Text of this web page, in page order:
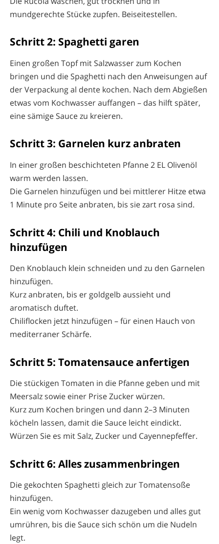
mundgerechte Stücke zupfen. Beiseitestellen.
Schritt 2: Spaghetti garen
Einen großen Topf mit Salzwasser zum Kochen
bringen und die Spaghetti nach den Anweisungen auf
der Verpackung al dente kochen. Nach dem Abgießen
etwas vom Kochwasser auffangen – das hilft später,
eine sämige Sauce zu kreieren.
Schritt 3: Garnelen kurz anbraten
In einer großen beschichteten Pfanne 2 EL Olivenöl
warm werden lassen.
Die Garnelen hinzufügen und bei mittlerer Hitze etwa
1 Minute pro Seite anbraten, bis sie zart rosa sind.
Schritt 4: Chili und Knoblauch
hinzufügen
Den Knoblauch klein schneiden und zu den Garnelen
hinzufügen.
Kurz anbraten, bis er goldgelb aussieht und
aromatisch duftet.
Chiliflocken jetzt hinzufügen – für einen Hauch von
mediterraner Schärfe.
Schritt 5: Tomatensauce anfertigen
Die stückigen Tomaten in die Pfanne geben und mit
Meersalz sowie einer Prise Zucker würzen.
Kurz zum Kochen bringen und dann 2–3 Minuten
köcheln lassen, damit die Sauce leicht eindickt.
Würzen Sie es mit Salz, Zucker und Cayennepfeffer.
Schritt 6: Alles zusammenbringen
Die gekochten Spaghetti gleich zur Tomatensoße
hinzufügen.
Ein wenig vom Kochwasser dazugeben und alles gut
umrühren, bis die Sauce sich schön um die Nudeln
legt.